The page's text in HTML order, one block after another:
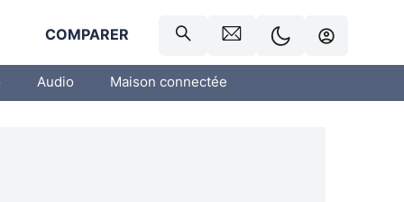
COMPARER
Audio Maison connectée